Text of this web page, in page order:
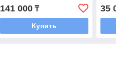
141 000₸
Купить
35